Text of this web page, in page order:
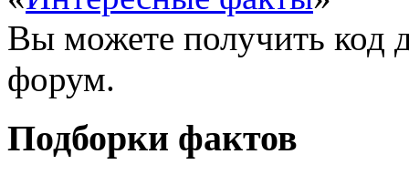
Вы можете получить код
форум.
Подборки фактов